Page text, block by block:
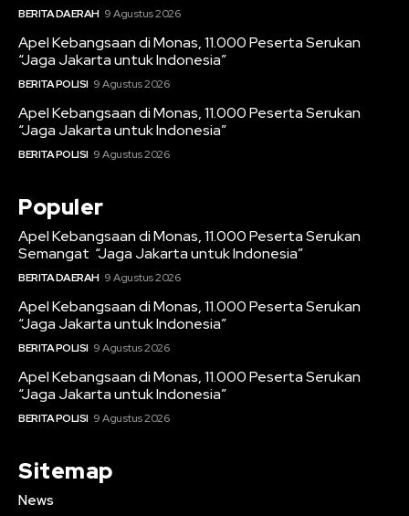
BERITA DAERAH 9 Agustus 2026
Apel Kebangsaan di Monas, 11.000 Peserta Serukan
“Jaga Jakarta untuk Indonesia”
BERITA POLISI 9 Agustus 2026
Apel Kebangsaan di Monas, 11.000 Peserta Serukan
“Jaga Jakarta untuk Indonesia”
BERITA POLISI 9 Agustus 2026
Populer
Apel Kebangsaan di Monas, 11.000 Peserta Serukan
Semangat “Jaga Jakarta untuk Indonesia”
BERITA DAERAH 9 Agustus 2026
Apel Kebangsaan di Monas, 11.000 Peserta Serukan
“Jaga Jakarta untuk Indonesia”
BERITA POLISI 9 Agustus 2026
Apel Kebangsaan di Monas, 11.000 Peserta Serukan
“Jaga Jakarta untuk Indonesia”
BERITA POLISI 9 Agustus 2026
Sitemap
News